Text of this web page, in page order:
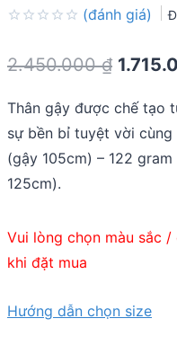
out
(đánh giá)
2.450.000₫
was:
Thân gậy được chế tạo
sự bền bỉ tuyệt vời cùng
(gậy 105cm) – 122
125cm).
Vui lòng chọn màu sắc
khi đặt mua
Hướng dẫn chọn size